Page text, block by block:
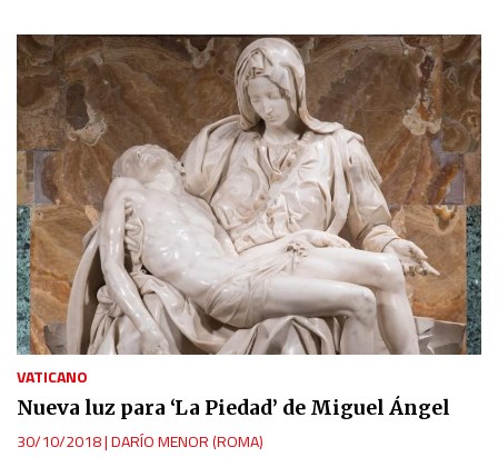
VATICANO
Nueva luz para ‘La Piedad’ de Miguel Ángel
30/10/2018|DARÍO MENOR (ROMA)